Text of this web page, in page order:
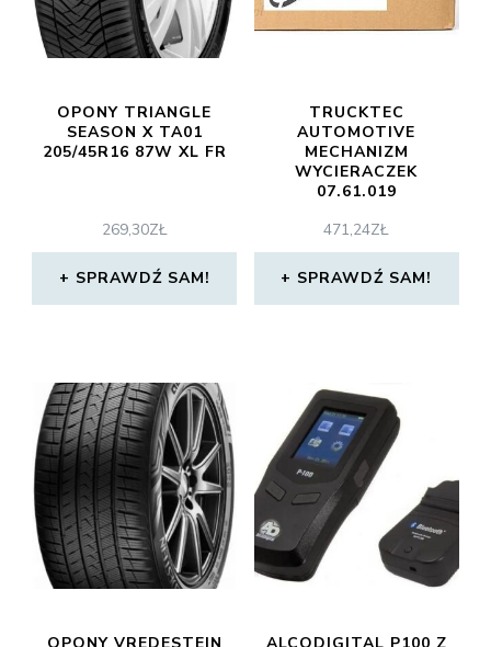
OPONY TRIANGLE
SEASON X TA01
205/45R16 87W XL FR
269,30ZŁ
SPRAWDŹ SAM!
TRUCKTEC
AUTOMOTIVE
MECHANIZM
WYCIERACZEK
07.61.019
471,24ZŁ
SPRAWDŹ SAM!